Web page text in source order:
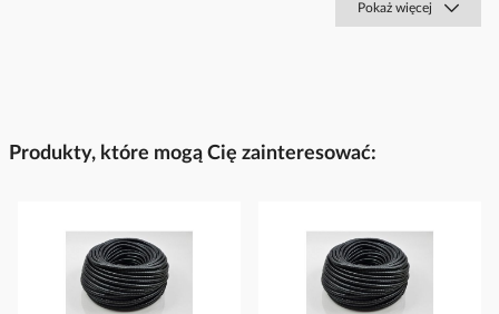
Pokaż więcej
Produkty, które mogą Cię zainteresować: